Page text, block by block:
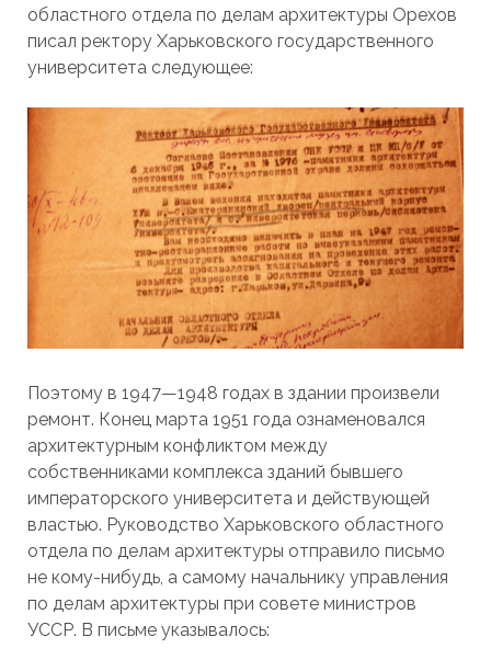
областного отдела по делам архитектуры Орехов
писал ректору Харьковского государственного
университета следующее:
Поэтому в 1947—1948 годах в здании произвели
ремонт. Конец марта 1951 года ознаменовался
архитектурным конфликтом между
собственниками комплекса зданий бывшего
императорского университета и действующей
властью. Руководство Харьковского областного
отдела по делам архитектуры отправило письмо
не кому-нибудь, а самому начальнику управления
по делам архитектуры при совете министров
УССР. В письме указывалось: